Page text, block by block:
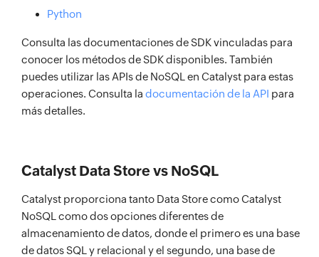
Python
Consulta las documentaciones de SDK vinculadas para
conocer los métodos de SDK disponibles. También
puedes utilizar las APIs de NoSQL en Catalyst para estas
operaciones. Consulta la documentación de la API para
más detalles.
Catalyst Data Store vs NoSQL
Catalyst proporciona tanto Data Store como Catalyst
NoSQL como dos opciones diferentes de
almacenamiento de datos, donde el primero es una base
de datos SQL y relacional y el segundo, una base de